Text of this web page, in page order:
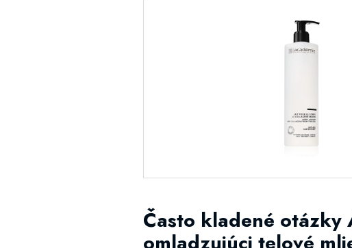
Často kladené otázky